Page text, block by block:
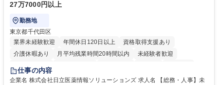
27万7000円以上
勤務地
東京都千代田区
業界未経験歓迎
年間休日120日以上
資格取得支援あり
介護休暇あり
月平均残業時間20時間以内
未経験者歓迎
住宅手当あり
育休あり
完全週休2日制 交通費支給 土日祝休み 寮・社宅あり
仕事の内容
企業名 株式会社日立医薬情報ソリューションズ 求人名 【総務・人事】未